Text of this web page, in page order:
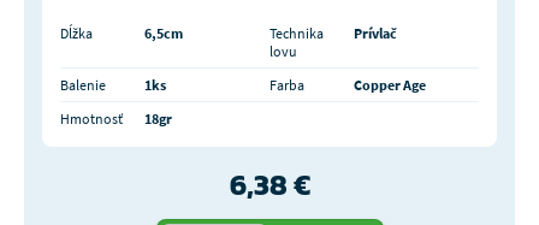
Dĺžka 6,5cm
Technika
lovu
Prívlač
Balenie 1ks Farba
Copper Age
Hmotnosť
18gr
6,38 €